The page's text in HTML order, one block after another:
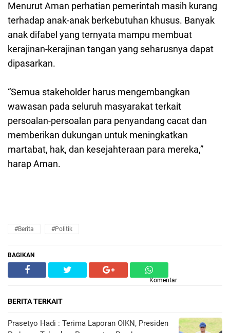
Menurut Aman perhatian pemerintah masih kurang
terhadap anak-anak berkebutuhan khusus. Banyak
anak difabel yang ternyata mampu membuat
kerajinan-kerajinan tangan yang seharusnya dapat
dipasarkan.
“Semua stakeholder harus mengembangkan
wawasan pada seluruh masyarakat terkait
persoalan-persoalan para penyandang cacat dan
memberikan dukungan untuk meningkatkan
martabat, hak, dan kesejahteraan para mereka,”
harap Aman.
#Berita #Politik
BAGIKAN
Komentar
BERITA TERKAIT
Prasetyo Hadi : Terima Laporan OIKN, Presiden